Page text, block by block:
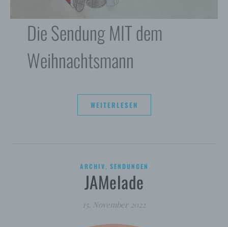
Die Sendung MIT dem
Weihnachtsmann
WEITERLESEN
ARCHIV, SENDUNGEN
JAMelade
15. November 2022